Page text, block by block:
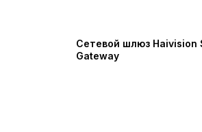
Сетевой шлюз Haivision
Gateway